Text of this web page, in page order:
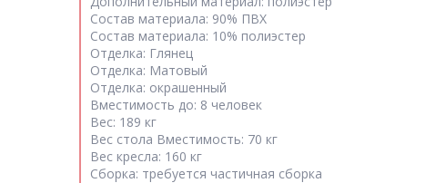
Состав материала: 90% ПВХ
Состав материала: 10% полиэстер
Отделка: Глянец
Отделка: Матовый
Отделка: окрашенный
Вместимость до: 8 человек
Вес: 189 кг
Вес стола Вместимость: 70 кг
Вес кресла: 160 кг
Сборка: требуется частичная сборка